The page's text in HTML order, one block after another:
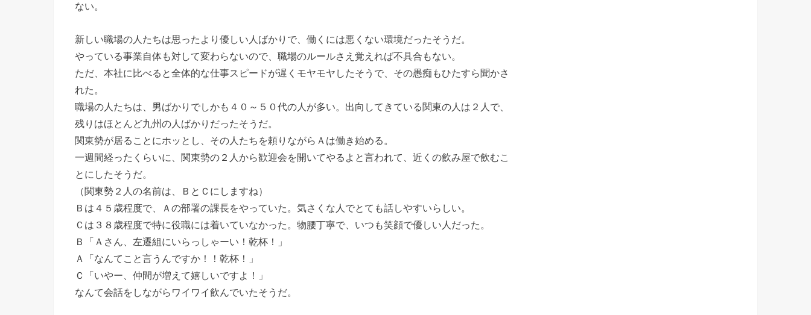
ない。
新しい職場の人たちは思ったより優しい人ばかりで、働くには悪くない環境だったそうだ。
やっている事業自体も対して変わらないので、職場のルールさえ覚えれば不具合もない。
ただ、本社に比べると全体的な仕事スピードが遅くモヤモヤしたそうで、その愚痴もひたすら聞かさ
れた。
職場の人たちは、男ばかりでしかも４０～５０代の人が多い。出向してきている関東の人は２人で、
残りはほとんど九州の人ばかりだったそうだ。
関東勢が居ることにホッとし、その人たちを頼りながらＡは働き始める。
一週間経ったくらいに、関東勢の２人から歓迎会を開いてやるよと言われて、近くの飲み屋で飲むこ
とにしたそうだ。
（関東勢２人の名前は、ＢとＣにしますね）
Ｂは４５歳程度で、Ａの部署の課長をやっていた。気さくな人でとても話しやすいらしい。
Ｃは３８歳程度で特に役職には着いていなかった。物腰丁寧で、いつも笑顔で優しい人だった。
Ｂ「Ａさん、左遷組にいらっしゃーい！乾杯！」
Ａ「なんてこと言うんですか！！乾杯！」
Ｃ「いやー、仲間が増えて嬉しいですよ！」
なんて会話をしながらワイワイ飲んでいたそうだ。